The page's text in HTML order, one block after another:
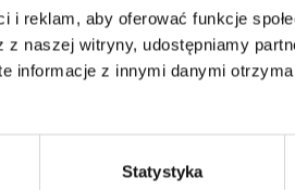
reklam, aby oferować funkcje
naszej witryny, udostępniamy
informacje z innymi danymi
Statystyka